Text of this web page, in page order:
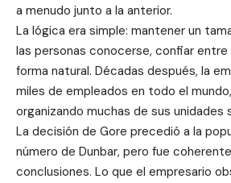
a menudo junto a la anterior.
La lógica era simple: mantener un
las personas conocerse, confiar entre
forma natural. Décadas después, la
miles de empleados en todo el
organizando muchas de sus unidades
La decisión de Gore precedió a la
número de Dunbar, pero fue
conclusiones. Lo que el empresario